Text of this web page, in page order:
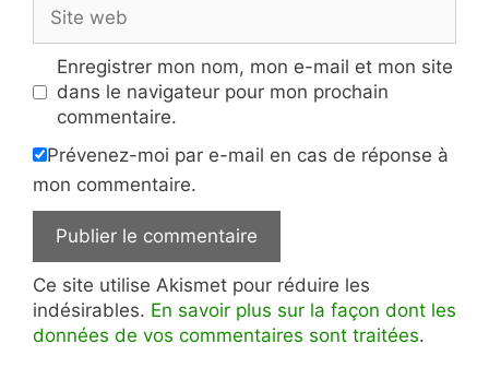
web
Enregistrer mon nom, mon e-mail et mon site
dans le navigateur pour mon prochain
commentaire.
Prévenez-moi par e-mail en cas de réponse à
mon commentaire.
Ce site utilise Akismet pour réduire les
indésirables. En savoir plus sur la façon dont les
données de vos commentaires sont traitées.